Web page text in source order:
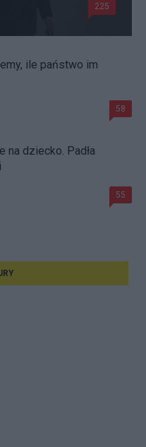
225
ile państwo im
58
na dziecko. Padła
55